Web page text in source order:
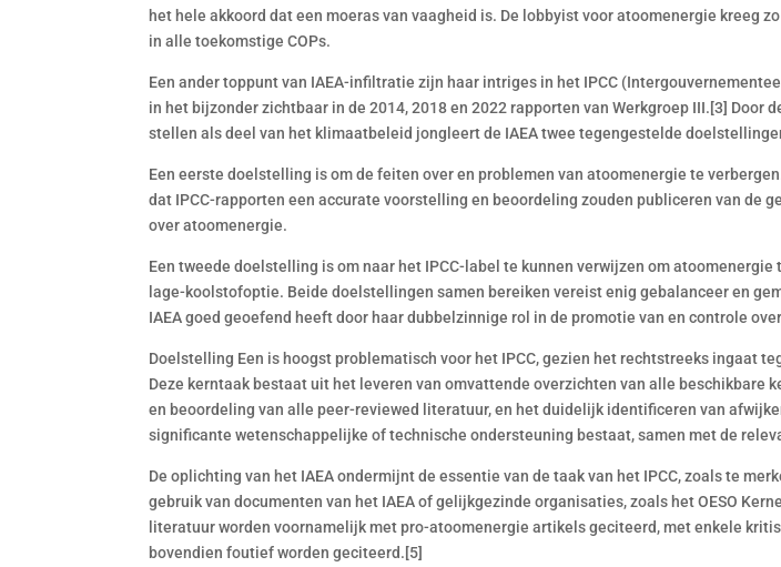
het hele akkoord dat een moeras van vaagheid is. De lobbyist voor atoomenergie kreeg
in alle toekomstige COPs.
Een ander toppunt van IAEA-infiltratie zijn haar intriges in het IPCC
in het bijzonder zichtbaar in de 2014, 2018 en 2022 rapporten van Werkgroep III.[3] Door
stellen als deel van het klimaatbeleid jongleert de IAEA twee tegengestelde
Een eerste doelstelling is om de feiten over en problemen van atoomenergie te
dat IPCC-rapporten een accurate voorstelling en beoordeling zouden publiceren van de
over atoomenergie.
Een tweede doelstelling is om naar het IPCC-label te kunnen verwijzen om atoomenergie
lage-koolstofoptie. Beide doelstellingen samen bereiken vereist enig gebalanceer en
IAEA goed geoefend heeft door haar dubbelzinnige rol in de promotie van en controle
Doelstelling Een is hoogst problematisch voor het IPCC, gezien het rechtstreeks ingaat
Deze kerntaak bestaat uit het leveren van omvattende overzichten van alle beschikbare
en beoordeling van alle peer-reviewed literatuur, en het duidelijk identificeren van
significante wetenschappelijke of technische ondersteuning bestaat, samen met de
De oplichting van het IAEA ondermijnt de essentie van de taak van het IPCC, zoals te
gebruik van documenten van het IAEA of gelijkgezinde organisaties, zoals het OESO
literatuur worden voornamelijk met pro-atoomenergie artikels geciteerd, met enkele
bovendien foutief worden geciteerd.[5]